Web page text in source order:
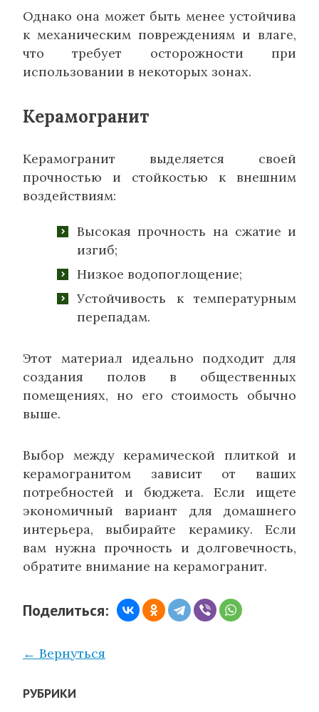
Однако она может быть менее устойчива
к механическим повреждениям и влаге,
что требует осторожности при
использовании в некоторых зонах.
Керамогранит
Керамогранит выделяется своей
прочностью и стойкостью к внешним
воздействиям:
Высокая прочность на сжатие и
изгиб;
Низкое водопоглощение;
Устойчивость к температурным
перепадам.
Этот материал идеально подходит для
создания полов в общественных
помещениях, но его стоимость обычно
выше.
Выбор между керамической плиткой и
керамогранитом зависит от ваших
потребностей и бюджета. Если ищете
экономичный вариант для домашнего
интерьера, выбирайте керамику. Если
вам нужна прочность и долговечность,
обратите внимание на керамогранит.
Поделиться:
← Вернуться
РУБРИКИ